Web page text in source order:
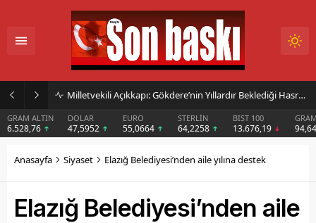
Başkan Sarışın’dan Dem Parti Milletvekili Koçyiğit’in Karakoçan’daki Konuşmasına Sert Tepki
DOLAR
47,5952
EURO
55,0664
STERLİN
64,2258
BIST 100
13.676,19
GRAM GÜMÜŞ
94,64
Anasayfa Siyaset Elazığ Belediyesi’nden aile yılına destek
Elazığ Belediyesi’nden aile